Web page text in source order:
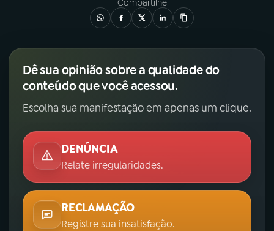
Compartilhe
Dê sua opinião sobre a qualidade do
conteúdo que você acessou.
Escolha sua manifestação em apenas um clique.
DENÚNCIA
Relate irregularidades.
RECLAMAÇÃO
Registre sua insatisfação.